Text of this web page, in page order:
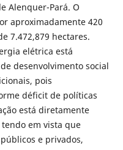
Alenquer-Pará. O
aproximadamente 420
7.472,879 hectares.
elétrica está
desenvolvimento social
pois
déficit de políticas
está diretamente
em vista que
e privados,